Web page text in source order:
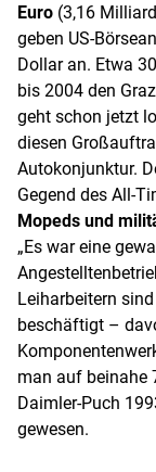
Euro (3,16
geben US-
Dollar an. Etwa
bis 2004 den
geht schon jetzt
diesen
Autokonjunktur.
Gegend des All-
Mopeds und
„Es war eine
Leiharbeitern
beschäftigt –
man auf beinahe
Daimler-Puch
gewesen.